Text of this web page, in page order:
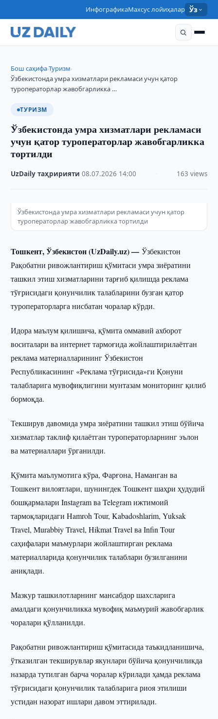
ИнфографикаМахсус лойиҳалар Ўз
Бош саҳифа›Туризм›
Ўзбекистонда умра хизматлари рекламаси учун қатор
туроператорлар жавобгарликка …
ТУРИЗМ
Ўзбекистонда умра хизматлари рекламаси
учун қатор туроператорлар жавобгарликка
тортилди
UzDaily таҳририяти ·08.07.2026 14:00 163 views
Ўзбекистонда умра хизматлари рекламаси учун қатор
туроператорлар жавобгарликка тортилди
Тошкент, Ўзбекистон (UzDaily.uz) —Ўзбекистон
Рақобатни ривожлантириш қўмитаси умра зиёратини
ташкил этиш хизматларини тарғиб қилишда реклама
тўғрисидаги қонунчилик талабларини бузган қатор
туроператорларга нисбатан чоралар кўрди.
Идора маълум қилишича, қўмита оммавий ахборот
воситалари ва интернет тармоғида жойлаштирилаётган
реклама материалларининг Ўзбекистон
Республикасининг «Реклама тўғрисида»ги Қонуни
талабларига мувофиқлигини мунтазам мониторинг қилиб
бормоқда.
Текширув давомида умра зиёратини ташкил этиш бўйича
хизматлар таклиф қилаётган туроператорларнинг эълон
ва материаллари ўрганилди.
Қўмита маълумотига кўра, Фарғона, Наманган ва
Тошкент вилоятлари, шунингдек Тошкент шаҳри ҳудудий
бошқармалари Instagram ва Telegram ижтимоий
тармоқларидаги Hamroh Tour, Kabadoshlarim, Yuksak
Travel, Murabbiy Travel, Hikmat Travel ва Infin Tour
саҳифалари маъмурлари жойлаштирган реклама
материалларида қонунчилик талаблари бузилганини
аниқлади.
Мазкур ташкилотларнинг мансабдор шахсларига
амалдаги қонунчиликка мувофиқ маъмурий жавобгарлик
чоралари қўлланилди.
Рақобатни ривожлантириш қўмитасида таъкидланишича,
ўтказилган текширувлар якунлари бўйича қонунчиликда
назарда тутилган барча чоралар кўрилади ҳамда реклама
тўғрисидаги қонунчилик талабларига риоя этилиши
устидан назорат ишлари давом эттирилади.